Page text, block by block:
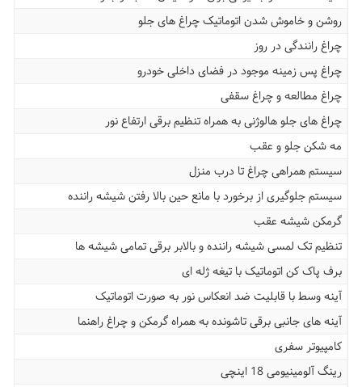
روشن و خاموش شدن اتوماتیک چراغ های جلو
چراغ رانندگی در روز
چراغ پس زمینه موجود در فضای داخلی خودرو
چراغ مطالعه و چراغ سقفی
چراغ های جلو هالوژنی به همراه تنظیم برقی ارتفاع نور
مه شکن جلو و عقب
سیستم همراهی چراغ تا درب منزل
سیستم جلوگیری از برخورد با مانع حین بالا رفتن شیشه راننده
گرمکن شیشه عقب
تنظیم تک لمسی شیشه راننده و بالابر برقی تمامی شیشه ها
برف پاک کن اتوماتیک با تیغه ژله ای
آینه وسط با قابلیت ضد انعکاس نور به صورت اتوماتیک
آینه های جانبی برقی تاشونده به همراه گرمکن و چراغ راهنما
کامپیوتر سفری
رینگ آلومینیومی 18 اینچی